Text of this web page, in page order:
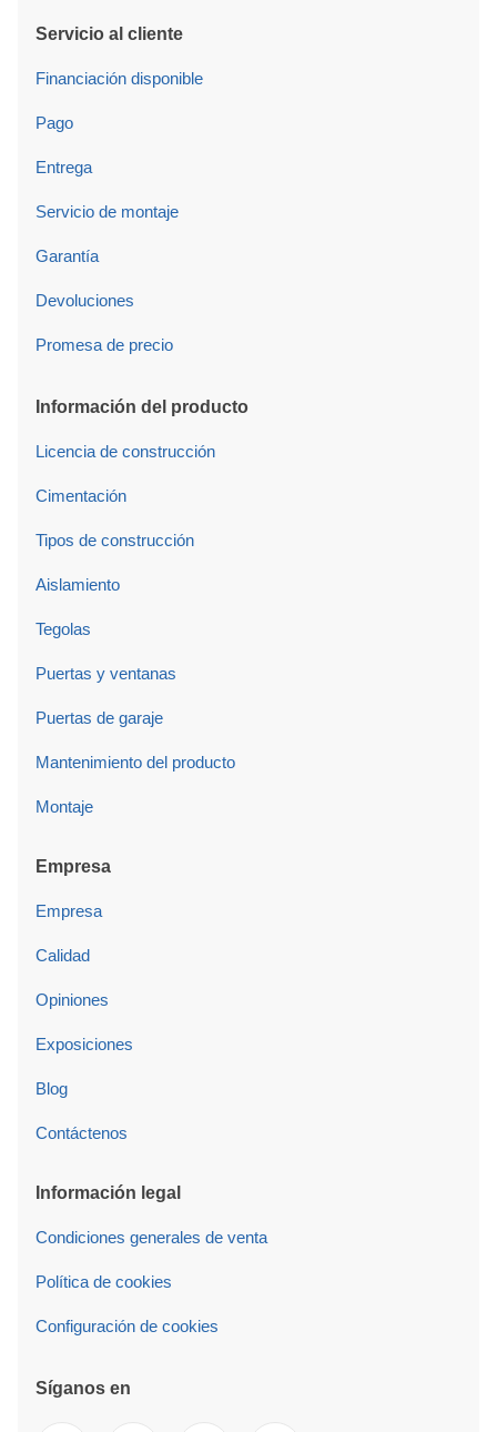
Servicio al cliente
Financiación disponible
Pago
Entrega
Servicio de montaje
Garantía
Devoluciones
Promesa de precio
Información del producto
Licencia de construcción
Cimentación
Tipos de construcción
Aislamiento
Tegolas
Puertas y ventanas
Puertas de garaje
Mantenimiento del producto
Montaje
Empresa
Empresa
Calidad
Opiniones
Exposiciones
Blog
Contáctenos
Información legal
Condiciones generales de venta
Política de cookies
Configuración de cookies
Síganos en